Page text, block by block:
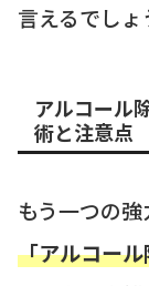
言えるでしょ
アルコール
術と注意点
もう一つの
「アルコー